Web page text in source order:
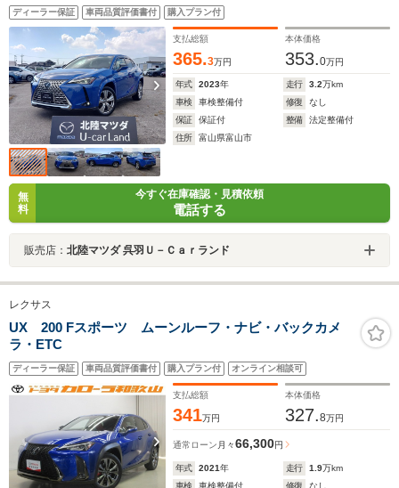
ディーラー保証 車両品質評価書付 購入プラン付
支払総額
365.3万円
本体価格
353.0万円
年式 2023年 走行 3.2万km
車検
車検整備付 修復
なし
保証
保証付 整備
法定整備付
住所
富山県富山市
無
料
今すぐ在庫確認・見積依頼
電話する
販売店： 北陸マツダ 呉羽Ｕ－Ｃａｒランド
レクサス
UX 200 Fスポーツ ムーンルーフ・ナビ・バックカメ
ラ・ETC
ディーラー保証 車両品質評価書付 購入プラン付 オンライン相談可
支払総額
341万円
本体価格
327.8万円
通常ローン 月々66,300円
年式 2021年 走行 1.9万km